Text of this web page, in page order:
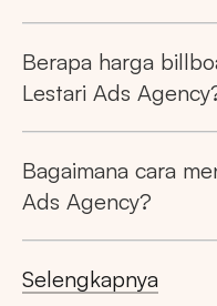
Berapa harga
Lestari Ads
Bagaimana cara
Ads Agency?
Selengkapnya